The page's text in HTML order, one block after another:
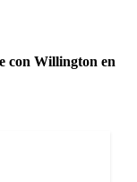
con Willington en